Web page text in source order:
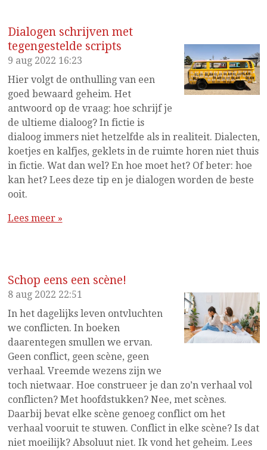
Dialogen schrijven met
tegengestelde scripts
9 aug 2022 16:23
Hier volgt de onthulling van een
goed bewaard geheim. Het
antwoord op de vraag: hoe schrijf je
de ultieme dialoog? In fictie is
dialoog immers niet hetzelfde als in realiteit. Dialecten,
koetjes en kalfjes, geklets in de ruimte horen niet thuis
in fictie. Wat dan wel? En hoe moet het? Of beter: hoe
kan het? Lees deze tip en je dialogen worden de beste
ooit.
Lees meer »
Schop eens een scène!
8 aug 2022 22:51
In het dagelijks leven ontvluchten
we conflicten. In boeken
daarentegen smullen we ervan.
Geen conflict, geen scène, geen
verhaal. Vreemde wezens zijn we
toch nietwaar. Hoe construeer je dan zo’n verhaal vol
conflicten? Met hoofdstukken? Nee, met scènes.
Daarbij bevat elke scène genoeg conflict om het
verhaal vooruit te stuwen. Conflict in elke scène? Is dat
niet moeilijk? Absoluut niet. Ik vond het geheim. Lees